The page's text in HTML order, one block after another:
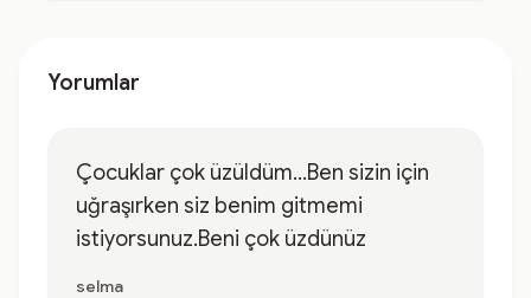
Yorumlar
Çocuklar çok üzüldüm...Ben sizin için
uğraşırken siz benim gitmemi
istiyorsunuz.Beni çok üzdünüz
selma